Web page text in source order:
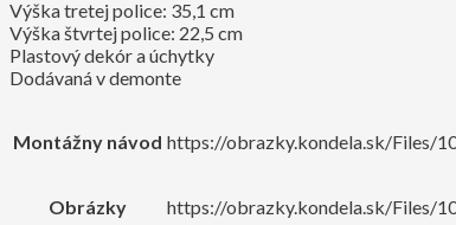
Výška tretej police: 35,1 cm
Výška štvrtej police: 22,5 cm
Plastový dekór a úchytky
Dodávaná v demonte
Montážny návod https://obrazky.kondela.sk/Files/
Obrázky https://obrazky.kondela.sk/Files/